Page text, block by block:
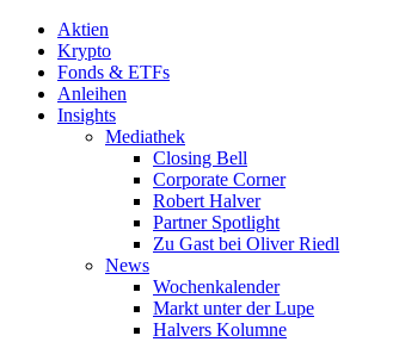
Aktien
Krypto
Fonds & ETFs
Anleihen
Insights
Mediathek
Closing Bell
Corporate Corner
Robert Halver
Partner Spotlight
Zu Gast bei Oliver Riedl
News
Wochenkalender
Markt unter der Lupe
Halvers Kolumne